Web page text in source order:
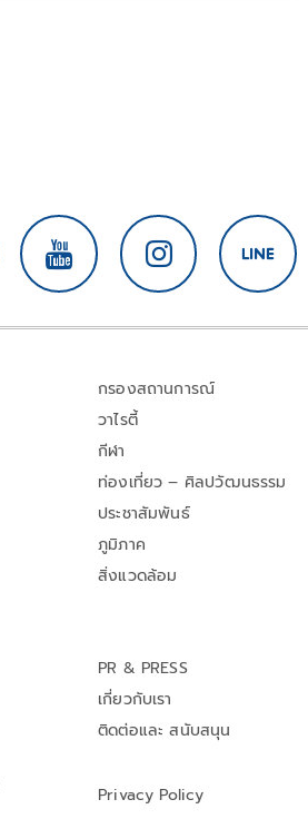
กรองสถานการณ์
วาไรตี้
กีฬา
ท่องเที่ยว – ศิลปวัฒนธรรม
ประชาสัมพันธ์
ภูมิภาค
สิ่งแวดล้อม
PR & PRESS
เกี่ยวกับเรา
ติดต่อและ สนับสนุน
Privacy Policy